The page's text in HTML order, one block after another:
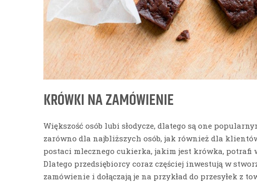
KRÓWKI NA ZAMÓWIENIE
Większość osób lubi słodycze, dlatego są one
zarówno dla najbliższych osób, jak również dla
postaci mlecznego cukierka, jakim jest krówka, potrafi
Dlatego przedsiębiorcy coraz częściej inwestują w
zamówienie i dołączają je na przykład do przesyłek z